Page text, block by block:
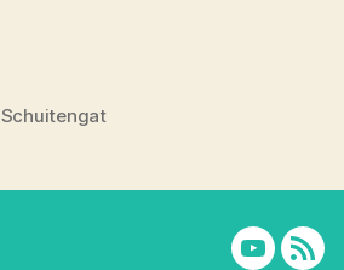
Schuitengat
YouTube
RSS